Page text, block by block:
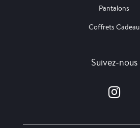
Pantalons
Coffrets Cadeau
Suivez-nous